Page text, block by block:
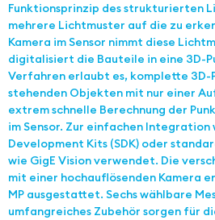
Funktionsprinzip des strukturierten
mehrere Lichtmuster auf die zu
Kamera im Sensor nimmt diese
digitalisiert die Bauteile in eine 3D-
Verfahren erlaubt es, komplette 3D-
stehenden Objekten mit nur einer
extrem schnelle Berechnung der
im Sensor. Zur einfachen
Development Kits (SDK) oder
wie GigE Vision verwendet. Die
mit einer hochauflösenden Kamera
MP ausgestattet. Sechs wählbare
umfangreiches Zubehör sorgen für